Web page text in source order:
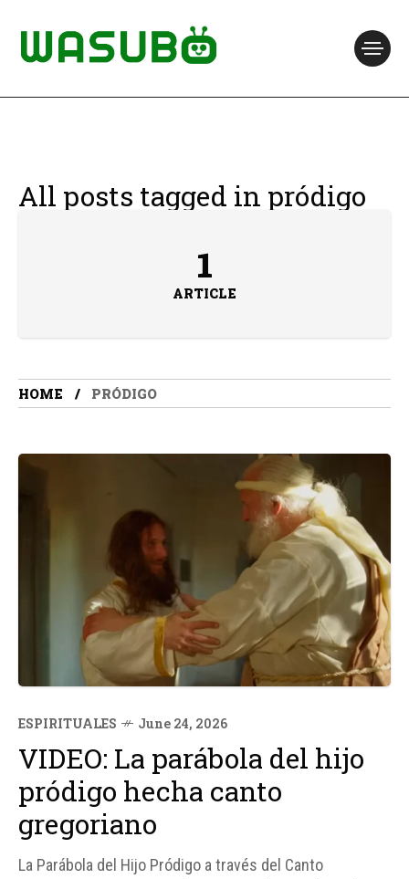
All posts tagged in pródigo
1
ARTICLE
HOME PRÓDIGO
ESPIRITUALES June 24, 2026
VIDEO: La parábola del hijo
pródigo hecha canto
gregoriano
La Parábola del Hijo Pródigo a través del Canto